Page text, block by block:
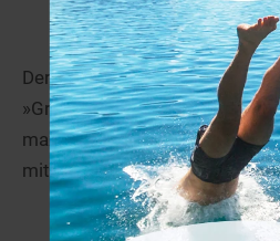
Grüntensee
Der Grüntensee befindet am
»Grünten« bei Wertach im
maximal 2,5 km langer
mit einem Umfang von 8,2 km
mehr